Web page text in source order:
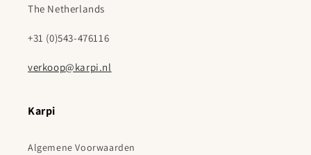
The Netherlands
+31 (0)543-476116
verkoop@karpi.nl
Karpi
Algemene Voorwaarden